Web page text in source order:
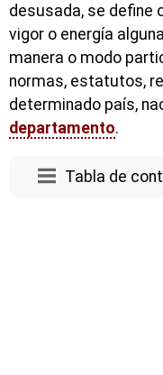
desusada, se define
vigor o energía
manera o modo
normas, estatutos,
determinado país,
departamento.
Tabla de